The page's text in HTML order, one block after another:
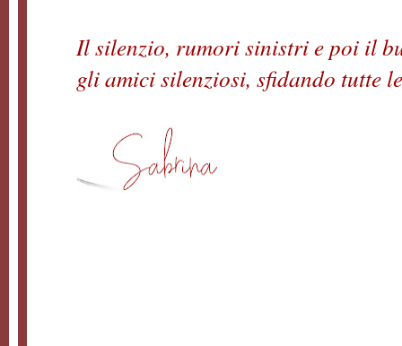
Il silenzio, rumori sinistri e poi il
gli amici silenziosi, sfidando tutte